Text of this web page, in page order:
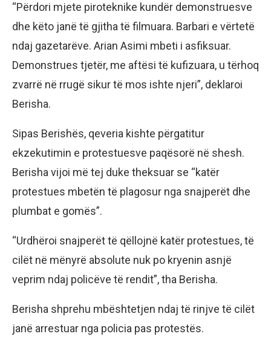
“Përdori mjete piroteknike kundër demonstruesve
dhe këto janë të gjitha të filmuara. Barbari e vërtetë
ndaj gazetarëve. Arian Asimi mbeti i asfiksuar.
Demonstrues tjetër, me aftësi të kufizuara, u tërhoq
zvarrë në rrugë sikur të mos ishte njeri”, deklaroi
Berisha.
Sipas Berishës, qeveria kishte përgatitur
ekzekutimin e protestuesve paqësorë në shesh.
Berisha vijoi më tej duke theksuar se “katër
protestues mbetën të plagosur nga snajperët dhe
plumbat e gomës”.
“Urdhëroi snajperët të qëllojnë katër protestues, të
cilët në mënyrë absolute nuk po kryenin asnjë
veprim ndaj policëve të rendit”, tha Berisha.
Berisha shprehu mbështetjen ndaj të rinjve të cilët
janë arrestuar nga policia pas protestës.